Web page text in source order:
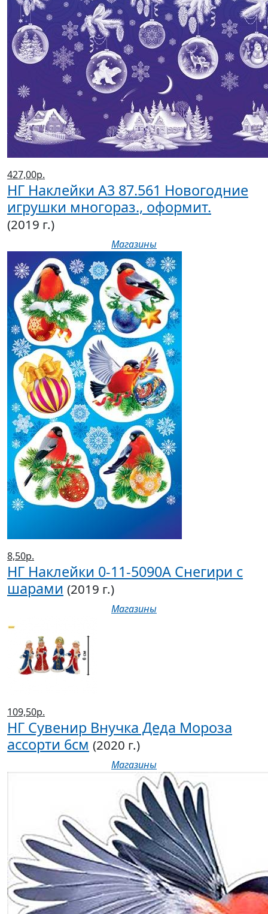
427,00р.
НГ Наклейки А3 87.561 Новогодние
игрушки многораз., оформит.
(2019 г.)
Магазины
8,50р.
НГ Наклейки 0-11-5090А Снегири с
шарами (2019 г.)
Магазины
109,50р.
НГ Сувенир Внучка Деда Мороза
ассорти 6см (2020 г.)
Магазины